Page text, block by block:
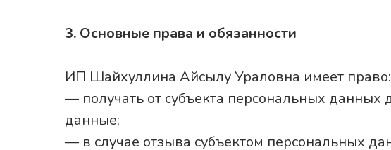
3. Основные права и обязанности
ИП Шайхуллина Айсылу Ураловна имеет право:
— получать от субъекта персональных
данные;
— в случае отзыва субъектом персональных